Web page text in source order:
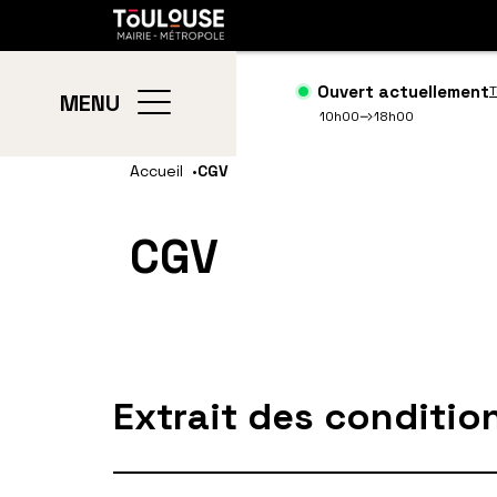
Gestion de vos préférences sur les cookies
Aller
principal
Toulouse
MENU Ouvert actuellement
10h00
18h00
Accueil CGV
CGV
Extrait des